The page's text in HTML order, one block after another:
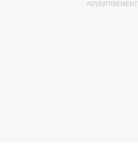
ADVERTISEMENT